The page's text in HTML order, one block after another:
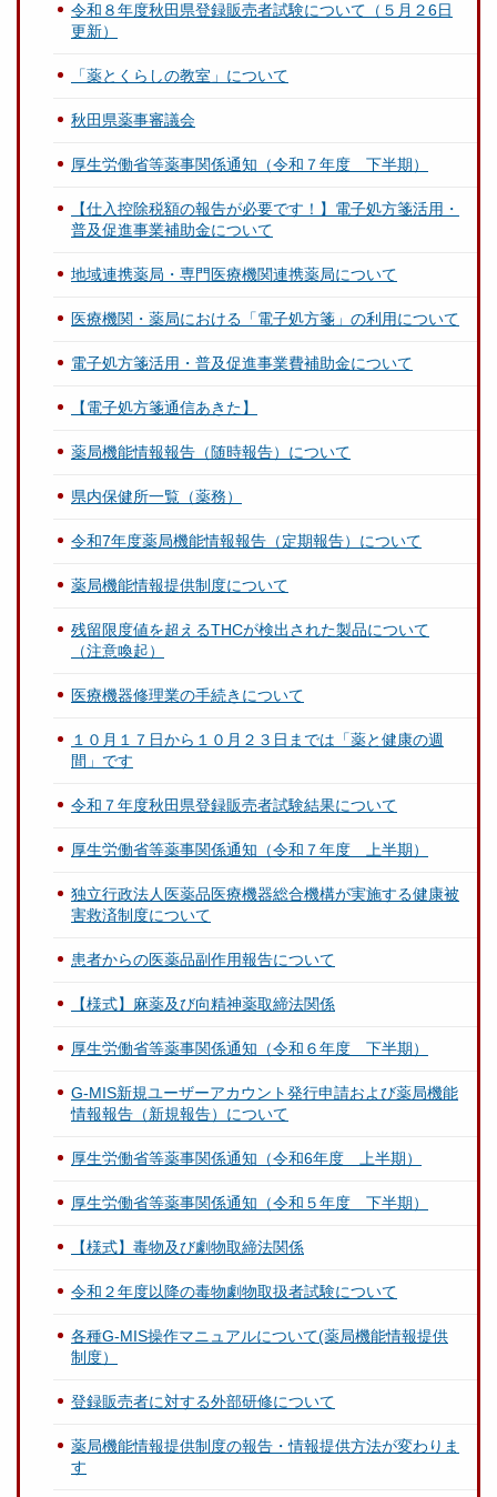
令和８年度秋田県登録販売者試験について（５月２6日
更新）
「薬とくらしの教室」について
秋田県薬事審議会
厚生労働省等薬事関係通知（令和７年度 下半期）
【仕入控除税額の報告が必要です！】電子処方箋活用・
普及促進事業補助金について
地域連携薬局・専門医療機関連携薬局について
医療機関・薬局における「電子処方箋」の利用について
電子処方箋活用・普及促進事業費補助金について
【電子処方箋通信あきた】
薬局機能情報報告（随時報告）について
県内保健所一覧（薬務）
令和7年度薬局機能情報報告（定期報告）について
薬局機能情報提供制度について
残留限度値を超えるTHCが検出された製品について
（注意喚起）
医療機器修理業の手続きについて
１０月１７日から１０月２３日までは「薬と健康の週
間」です
令和７年度秋田県登録販売者試験結果について
厚生労働省等薬事関係通知（令和７年度 上半期）
独立行政法人医薬品医療機器総合機構が実施する健康被
害救済制度について
患者からの医薬品副作用報告について
【様式】麻薬及び向精神薬取締法関係
厚生労働省等薬事関係通知（令和６年度 下半期）
G-MIS新規ユーザーアカウント発行申請および薬局機能
情報報告（新規報告）について
厚生労働省等薬事関係通知（令和6年度 上半期）
厚生労働省等薬事関係通知（令和５年度 下半期）
【様式】毒物及び劇物取締法関係
令和２年度以降の毒物劇物取扱者試験について
各種G-MIS操作マニュアルについて(薬局機能情報提供
制度）
登録販売者に対する外部研修について
薬局機能情報提供制度の報告・情報提供方法が変わりま
す